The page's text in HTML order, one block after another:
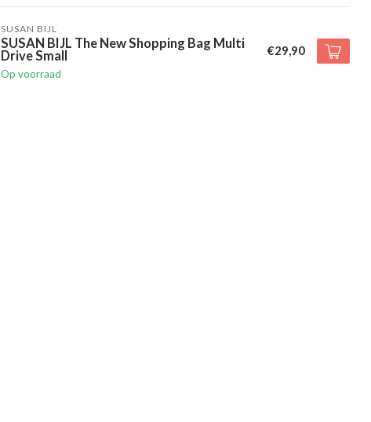
SUSAN BIJL
SUSAN BIJL The New Shopping Bag Multi
Drive Small
Op voorraad
€29,90